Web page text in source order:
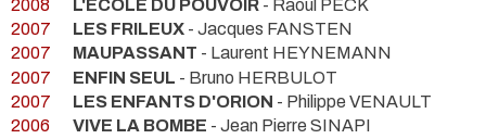
2008
L'ECOLE DU POUVOIR - Raoul PECK
2007
LES FRILEUX - Jacques FANSTEN
2007
MAUPASSANT - Laurent HEYNEMANN
2007
ENFIN SEUL - Bruno HERBULOT
2007
LES ENFANTS D'ORION - Philippe VENAULT
2006
VIVE LA BOMBE - Jean Pierre SINAPI